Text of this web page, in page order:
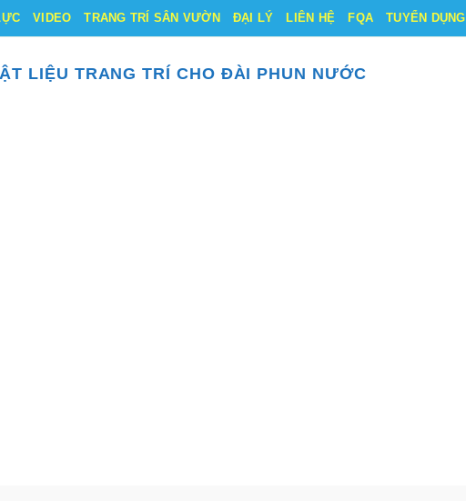
VIDEO TRANG TRÍ SÂN VƯỜN ĐẠI LÝ LIÊN HỆ FQA TUYỂN DỤNG
LIỆU TRANG TRÍ CHO ĐÀI PHUN NƯỚC